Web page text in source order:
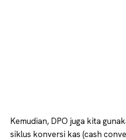
Kemudian, DPO juga kita
siklus konversi kas (cash